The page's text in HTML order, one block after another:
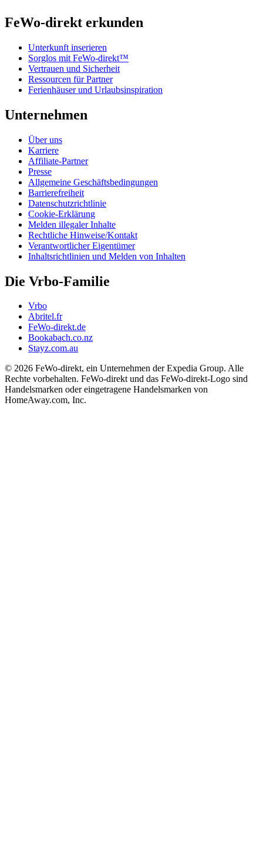
FeWo-direkt erkunden
Unterkunft inserieren
Sorglos mit FeWo-direkt™
Vertrauen und Sicherheit
Ressourcen für Partner
Ferienhäuser und Urlaubsinspiration
Unternehmen
Über uns
Karriere
Affiliate-Partner
Presse
Allgemeine Geschäftsbedingungen
Barrierefreiheit
Datenschutzrichtlinie
Cookie-Erklärung
Melden illegaler Inhalte
Rechtliche Hinweise/Kontakt
Verantwortlicher Eigentümer
Inhaltsrichtlinien und Melden von Inhalten
Die Vrbo-Familie
Vrbo
Abritel.fr
FeWo-direkt.de
Bookabach.co.nz
Stayz.com.au
© 2026 FeWo-direkt, ein Unternehmen der Expedia Group. Alle
Rechte vorbehalten. FeWo-direkt und das FeWo-direkt-Logo sind
Handelsmarken oder eingetragene Handelsmarken von
HomeAway.com, Inc.